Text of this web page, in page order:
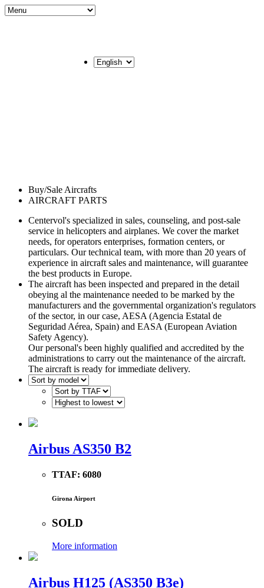
Buy/Sale Aircrafts
AIRCRAFT PARTS
Centervol's specialized in sales, counseling, and post-sale
service in helicopters and airplanes. We cover the market
needs, for operators enterprises, formation centers, or
particulars. Our technical team, with more than 20 years of
experience in aircraft sales and maintenance, will guarantee
the best products in Europe.
The aircraft has been inspected and prepared in the detail
obeying al the maintenance needed to be marked by the
manufacturers and the governmental organization's regulators
of the sector, in our case, AESA (Agencia Estatal de
Seguridad Aérea, Spain) and EASA (European Aviation
Safety Agency).
Our personal's been highly qualified and accredited by the
administrations to carry out the maintenance of the aircraft.
The aircraft is ready for immediate delivery.
Airbus AS350 B2
TTAF: 6080
Girona Airport
SOLD
More information
Airbus H125 (AS350 B3e)